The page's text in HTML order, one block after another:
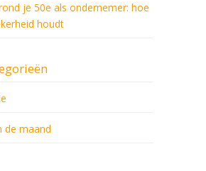
je 50e als ondernemer: hoe
houdt
de maand